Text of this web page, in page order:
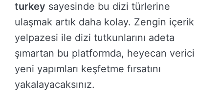
turkey sayesinde bu dizi türlerine
ulaşmak artık daha kolay. Zengin içerik
yelpazesi ile dizi tutkunlarını adeta
şımartan bu platformda, heyecan verici
yeni yapımları keşfetme fırsatını
yakalayacaksınız.